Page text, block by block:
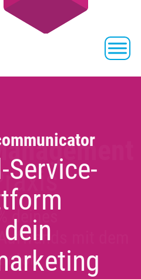
Service-